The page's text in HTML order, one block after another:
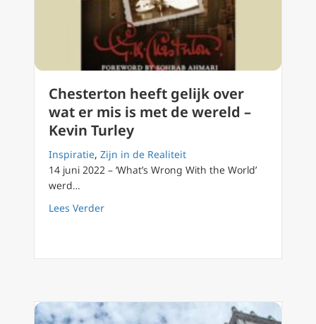
Chesterton heeft gelijk over
wat er mis is met de wereld –
Kevin Turley
Inspiratie, Zijn in de Realiteit
14 juni 2022 – ‘What’s Wrong With the World’
werd…
Lees Verderabout Chesterton heeft gelijk over wat er